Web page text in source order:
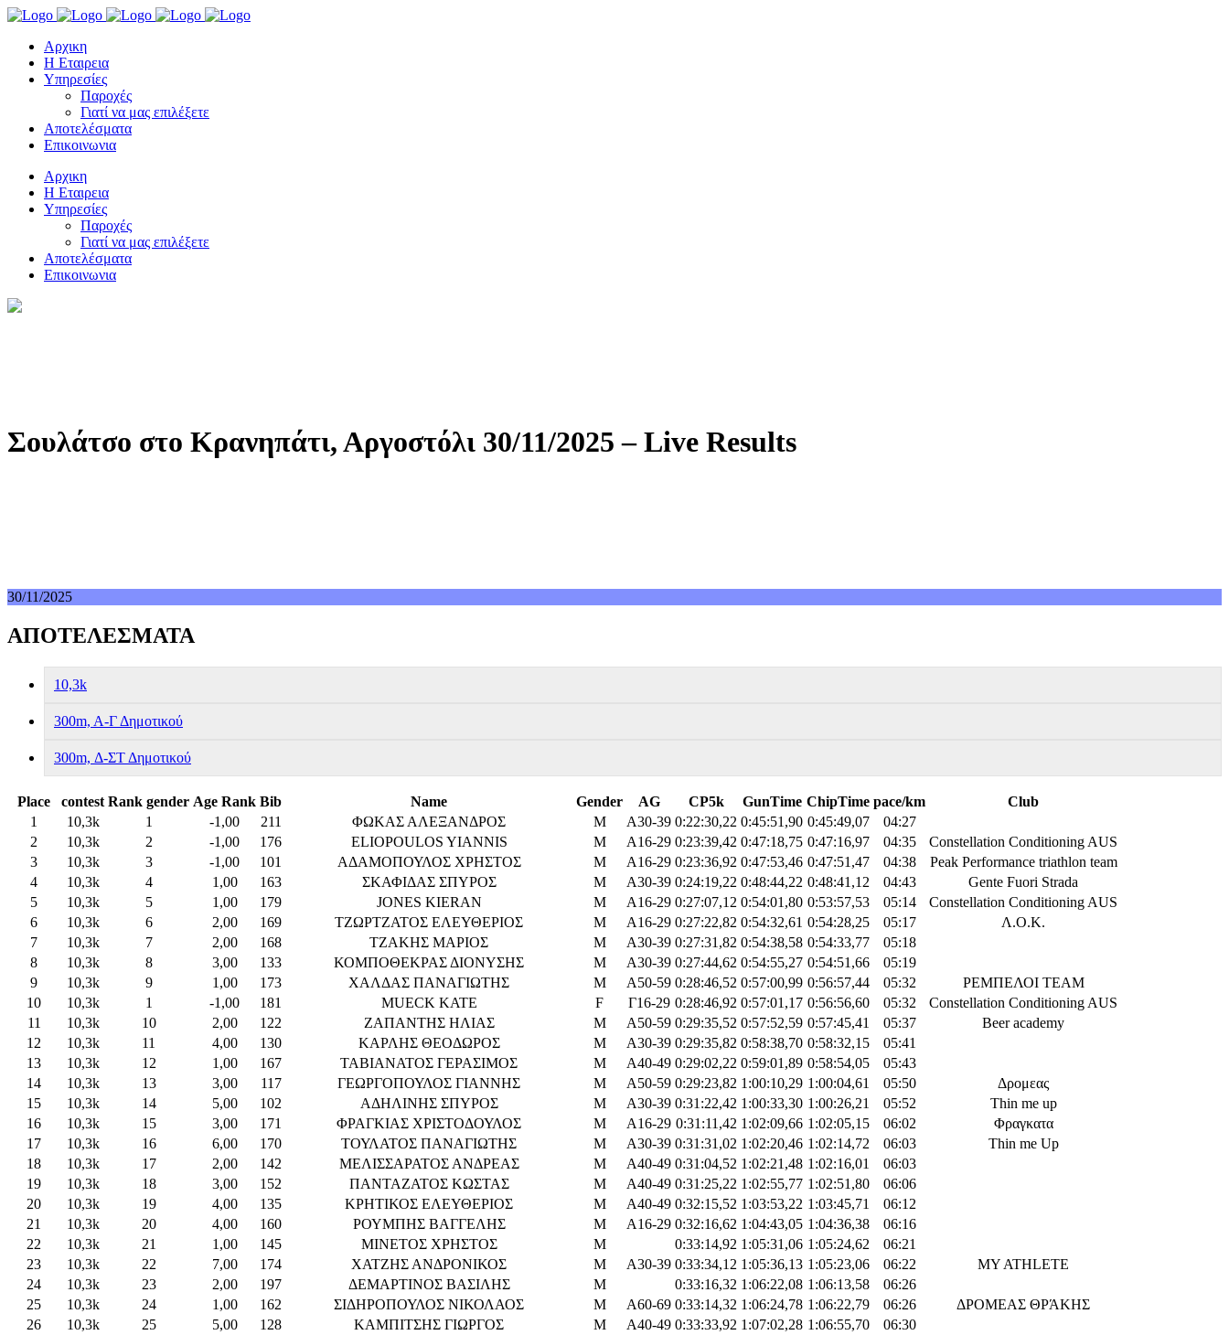
Αρχικη
Η Εταιρεια
Υπηρεσίες
Παροχές
Γιατί να μας επιλέξετε
Αποτελέσματα
Επικοινωνια
Αρχικη
Η Εταιρεια
Υπηρεσίες
Παροχές
Γιατί να μας επιλέξετε
Αποτελέσματα
Επικοινωνια
Σουλάτσο στο Κρανηπάτι, Αργοστόλι 30/11/2025 – Live Results
30/11/2025
ΑΠΟΤΕΛΕΣΜΑΤΑ
10,3k
300m, A-Γ Δημοτικού
300m, Δ-ΣΤ Δημοτικού
Place contest Rank gender Age Rank Bib Name Gender AG CP5k GunTime ChipTime pace/km
Club
1
10,3k 1 -1,00 211 ΦΩΚΑΣ ΑΛΕΞΑΝΔΡΟΣ M Α30-39 0:22:30,22 0:45:51,90 0:45:49,07
04:27
2
10,3k 2 -1,00 176 ELIOPOULOS YIANNIS M Α16-29 0:23:39,42 0:47:18,75 0:47:16,97 04:35
Constellation Conditioning AUS
3
10,3k 3 -1,00 101 ΑΔΑΜΟΠΟΥΛΟΣ ΧΡΗΣΤΟΣ M Α16-29 0:23:36,92 0:47:53,46 0:47:51,47 04:38
Peak Performance triathlon team
4
10,3k 4 1,00 163 ΣΚΑΦΙΔΑΣ ΣΠΥΡΟΣ M Α30-39 0:24:19,22 0:48:44,22 0:48:41,12 04:43
Gente Fuori Strada
5
10,3k 5 1,00 179 JONES KIERAN M Α16-29 0:27:07,12 0:54:01,80 0:53:57,53 05:14
Constellation Conditioning AUS
6
10,3k 6 2,00 169 ΤΖΩΡΤΖΑΤΟΣ ΕΛΕΥΘΕΡΙΟΣ M Α16-29 0:27:22,82 0:54:32,61 0:54:28,25 05:17
Λ.Ο.Κ.
7
10,3k 7 2,00 168 ΤΖΑΚΗΣ ΜΑΡΙΟΣ M Α30-39 0:27:31,82 0:54:38,58 0:54:33,77
05:18
8
10,3k 8 3,00 133 ΚΟΜΠΟΘΕΚΡΑΣ ΔΙΟΝΥΣΗΣ M Α30-39 0:27:44,62 0:54:55,27 0:54:51,66
05:19
9
10,3k 9 1,00 173 ΧΑΛΔΑΣ ΠΑΝΑΓΙΩΤΗΣ M Α50-59 0:28:46,52 0:57:00,99 0:56:57,44 05:32
ΡΕΜΠΕΛΟΙ TEAM
10
10,3k 1 -1,00 181 MUECK KATE F Γ16-29 0:28:46,92 0:57:01,17 0:56:56,60 05:32
Constellation Conditioning AUS
11
10,3k 10 2,00 122 ΖΑΠΑΝΤΗΣ ΗΛΙΑΣ M Α50-59 0:29:35,52 0:57:52,59 0:57:45,41 05:37
Beer academy
12
10,3k 11 4,00 130 ΚΑΡΛΗΣ ΘΕΟΔΩΡΟΣ M Α30-39 0:29:35,82 0:58:38,70 0:58:32,15
05:41
13
10,3k 12 1,00 167 ΤΑΒΙΑΝΑΤΟΣ ΓΕΡΑΣΙΜΟΣ M Α40-49 0:29:02,22 0:59:01,89 0:58:54,05
05:43
14
10,3k 13 3,00 117 ΓΕΩΡΓΟΠΟΥΛΟΣ ΓΙΑΝΝΗΣ M Α50-59 0:29:23,82 1:00:10,29 1:00:04,61 05:50
Δρομεας
15
10,3k 14 5,00 102 ΑΔΗΛΙΝΗΣ ΣΠΥΡΟΣ M Α30-39 0:31:22,42 1:00:33,30 1:00:26,21 05:52
Thin me up
16
10,3k 15 3,00 171 ΦΡΑΓΚΙΑΣ ΧΡΙΣΤΟΔΟΥΛΟΣ M Α16-29 0:31:11,42 1:02:09,66 1:02:05,15 06:02
Φραγκατα
17
10,3k 16 6,00 170 ΤΟΥΛΑΤΟΣ ΠΑΝΑΓΙΩΤΗΣ M Α30-39 0:31:31,02 1:02:20,46 1:02:14,72 06:03
Thin me Up
18
10,3k 17 2,00 142 ΜΕΛΙΣΣΑΡΑΤΟΣ ΑΝΔΡΕΑΣ M Α40-49 0:31:04,52 1:02:21,48 1:02:16,01
06:03
19
10,3k 18 3,00 152 ΠΑΝΤΑΖΑΤΟΣ ΚΩΣΤΑΣ M Α40-49 0:31:25,22 1:02:55,77 1:02:51,80
06:06
20
10,3k 19 4,00 135 ΚΡΗΤΙΚΟΣ ΕΛΕΥΘΕΡΙΟΣ M Α40-49 0:32:15,52 1:03:53,22 1:03:45,71
06:12
21
10,3k 20 4,00 160 ΡΟΥΜΠΗΣ ΒΑΓΓΕΛΗΣ M Α16-29 0:32:16,62 1:04:43,05 1:04:36,38
06:16
22
10,3k 21 1,00 145 ΜΙΝΕΤΟΣ ΧΡΗΣΤΟΣ M 0:33:14,92 1:05:31,06 1:05:24,62
06:21
23
10,3k 22 7,00 174 ΧΑΤΖΗΣ ΑΝΔΡΟΝΙΚΟΣ M Α30-39 0:33:34,12 1:05:36,13 1:05:23,06 06:22
MY ATHLETE
24
10,3k 23 2,00 197 ΔΕΜΑΡΤΙΝΟΣ ΒΑΣΙΛΗΣ M 0:33:16,32 1:06:22,08 1:06:13,58
06:26
25
10,3k 24 1,00 162 ΣΙΔΗΡΟΠΟΥΛΟΣ ΝΙΚΟΛΑΟΣ M Α60-69 0:33:14,32 1:06:24,78 1:06:22,79 06:26
ΔΡΟΜΕΑΣ ΘΡΆΚΗΣ
26
10,3k 25 5,00 128 ΚΑΜΠΙΤΣΗΣ ΓΙΩΡΓΟΣ M Α40-49 0:33:33,92 1:07:02,28 1:06:55,70
06:30